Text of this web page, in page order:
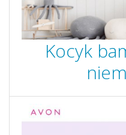
Kocyk